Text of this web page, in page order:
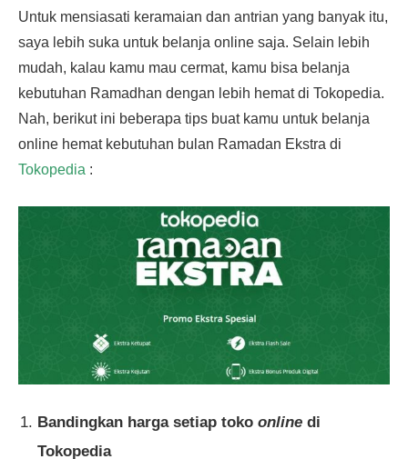
Untuk mensiasati keramaian dan antrian yang banyak itu,
saya lebih suka untuk belanja online saja. Selain lebih
mudah, kalau kamu mau cermat, kamu bisa belanja
kebutuhan Ramadhan dengan lebih hemat di Tokopedia.
Nah, berikut ini beberapa tips buat kamu untuk belanja
online hemat kebutuhan bulan Ramadan Ekstra di
Tokopedia :
Bandingkan harga setiap toko online di
Tokopedia